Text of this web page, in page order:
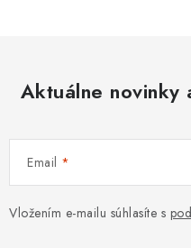
Aktuálne novinky
Email
Vložením e-mailu súhlasíte s